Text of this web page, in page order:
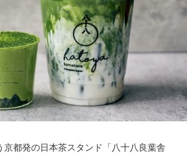
京都発の日本茶スタンド「八十八良葉舎